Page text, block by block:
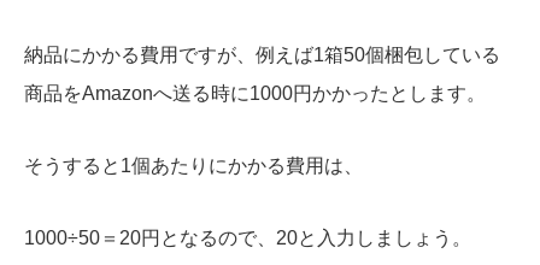
納品にかかる費用ですが、例えば1箱50個梱包している
商品をAmazonへ送る時に1000円かかったとします。
そうすると1個あたりにかかる費用は、
1000÷50＝20円となるので、20と入力しましょう。